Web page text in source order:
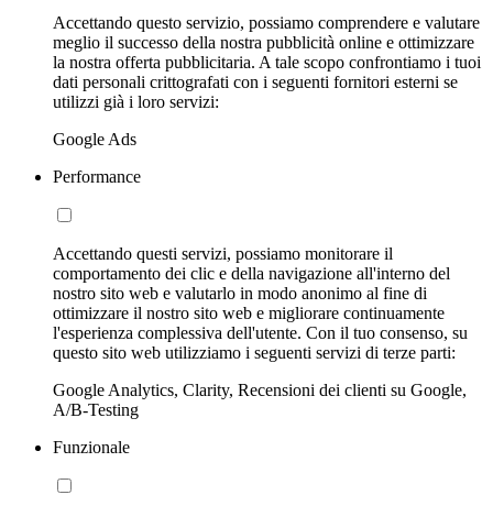
Accettando questo servizio, possiamo comprendere e valutare
meglio il successo della nostra pubblicità online e ottimizzare
la nostra offerta pubblicitaria. A tale scopo confrontiamo i tuoi
dati personali crittografati con i seguenti fornitori esterni se
utilizzi già i loro servizi:
Google Ads
Performance
Accettando questi servizi, possiamo monitorare il
comportamento dei clic e della navigazione all'interno del
nostro sito web e valutarlo in modo anonimo al fine di
ottimizzare il nostro sito web e migliorare continuamente
l'esperienza complessiva dell'utente. Con il tuo consenso, su
questo sito web utilizziamo i seguenti servizi di terze parti:
Google Analytics, Clarity, Recensioni dei clienti su Google,
A/B-Testing
Funzionale